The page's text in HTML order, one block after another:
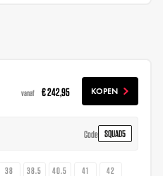
vanaf € 242,95 KOPEN
Code SQUAD5
38 38.5 40.5 41
42